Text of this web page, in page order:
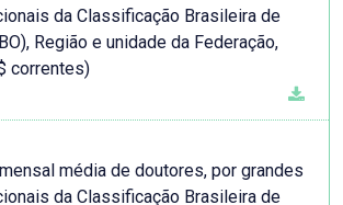
da Classificação Brasileira de
Região e unidade da Federação,
correntes)
média de doutores, por grandes
da Classificação Brasileira de